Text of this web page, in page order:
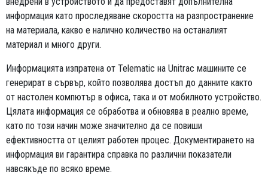
информация като проследяване скоростта на разпространение
на материала, какво е налично количество на останалият
материал и много други.
Информацията изпратена от Telematic на Unitrac машините се
генерират в сървър, който позволява достъп до данните както
от настолен компютър в офиса, така и от мобилното устройство.
Цялата информация се обработва и обновява в реално време,
като по този начин може значително да се повиши
ефективността от целият работен процес. Документирането на
информация ви гарантира справка по различни показатели
навсякъде по всяко време.